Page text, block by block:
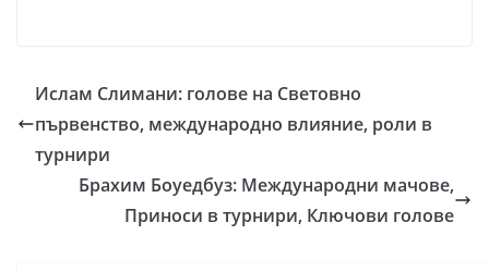
Ислам Слимани: голове на Световно
първенство, международно влияние, роли в
турнири
Брахим Боуедбуз: Международни мачове,
Приноси в турнири, Ключови голове